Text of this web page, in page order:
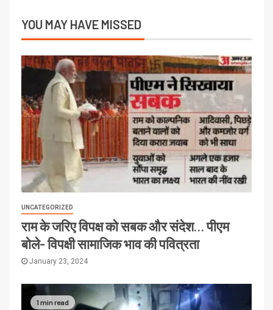
YOU MAY HAVE MISSED
UNCATEGORIZED
राम के जरिए विपक्ष को सबक और संदेश… पीएम
बोले- विपक्षी सामाजिक भाव की पवित्रता
January 23, 2024
1 min read